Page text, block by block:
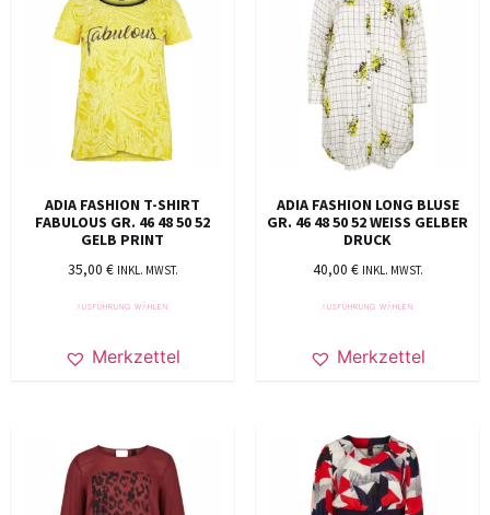
ADIA FASHION T-SHIRT
FABULOUS GR. 46 48 50 52
GELB PRINT
35,00 € INKL. MWST.
AUSFÜHRUNG WÄHLEN
Merkzettel
ADIA FASHION LONG BLUSE
GR. 46 48 50 52 WEISS GELBER
DRUCK
40,00 € INKL. MWST.
AUSFÜHRUNG WÄHLEN
Merkzettel